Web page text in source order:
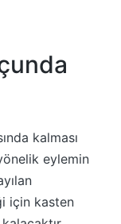
kalması
eylemin
için kasten